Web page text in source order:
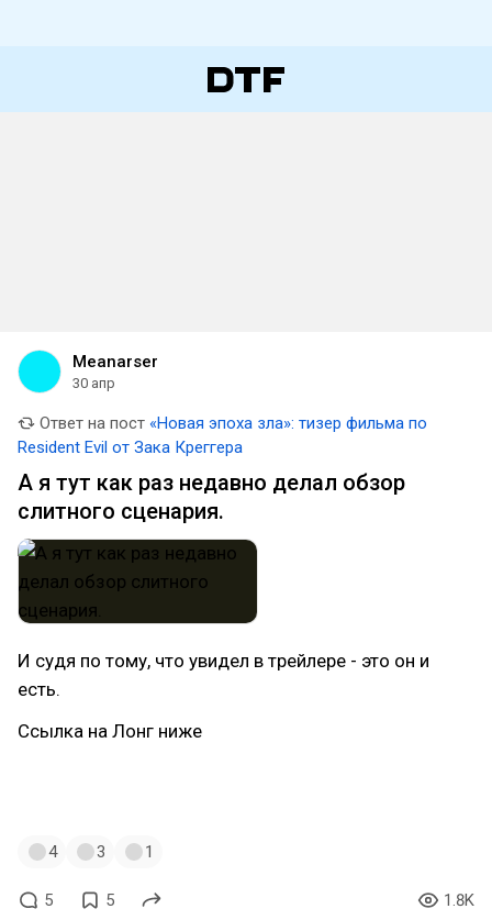
Meanarser
30 апр
Ответ на пост «Новая эпоха зла»: тизер фильма по
Resident Evil от Зака Креггера
А я тут как раз недавно делал обзор
слитного сценария.
И судя по тому, что увидел в трейлере - это он и
есть.
Ссылка на Лонг ниже
4 3 1
5 5 1.8K